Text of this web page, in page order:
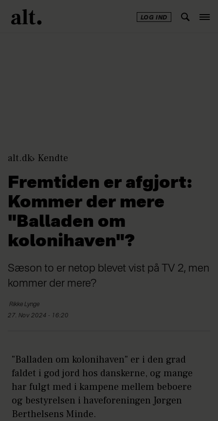
LOG IND
alt.dk Kendte
Fremtiden er afgjort:
Kommer der mere
"Balladen om
kolonihaven"?
Sæson to er netop blevet vist på TV 2, men
kommer der mere?
Rikke Lynge
27. Nov 2024 - 16:20
"Balladen om kolonihaven" er i den grad
faldet i god jord hos danskerne, og mange
har fulgt med i kampene mellem beboere
og bestyrelsen i haveforeningen Jørgen
Berthelsens Minde.